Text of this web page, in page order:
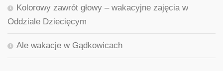
Kolorowy zawrót głowy – wakacyjne zajęcia w
Oddziale Dziecięcym
Ale wakacje w Gądkowicach